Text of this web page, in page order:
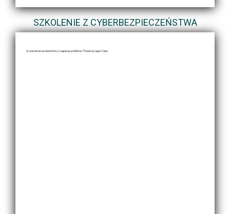
SZKOLENIE Z CYBERBEZPIECZEŃSTWA